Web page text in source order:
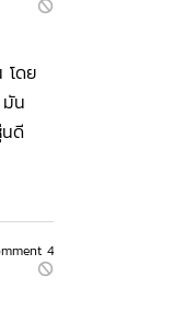
โดย
น
ดี
4